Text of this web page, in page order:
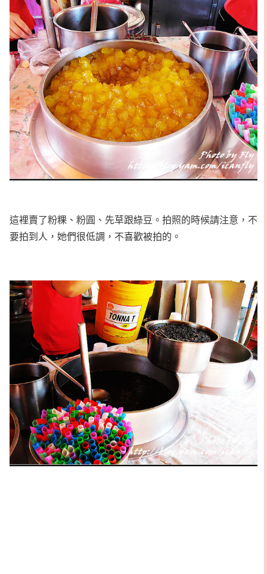
這裡賣了粉粿、粉圓、先草跟綠豆。拍照的時候請注意，不
要拍到人，她們很低調，不喜歡被拍的。